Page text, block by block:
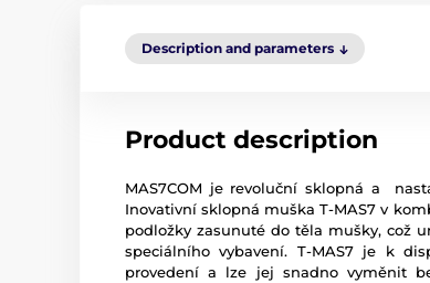
Description and parameters
Product description
MAS7COM je revoluční sklopná a
Inovativní sklopná muška T-MAS7 v
podložky zasunuté do těla mušky, což
speciálního vybavení. T-MAS7 je k
provedení a lze jej snadno vyměnit